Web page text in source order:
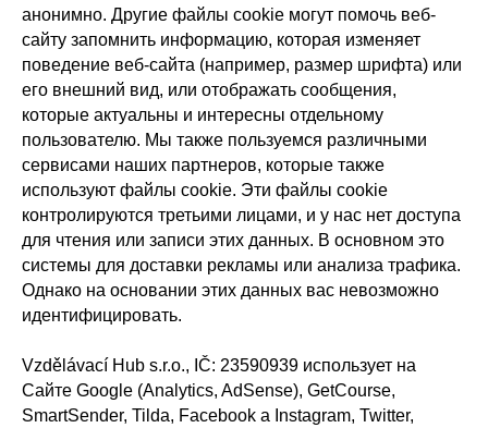
анонимно. Другие файлы cookie могут помочь веб-
сайту запомнить информацию, которая изменяет
поведение веб-сайта (например, размер шрифта) или
его внешний вид, или отображать сообщения,
которые актуальны и интересны отдельному
пользователю. Мы также пользуемся различными
сервисами наших партнеров, которые также
используют файлы cookie. Эти файлы cookie
контролируются третьими лицами, и у нас нет доступа
для чтения или записи этих данных. В основном это
системы для доставки рекламы или анализа трафика.
Однако на основании этих данных вас невозможно
идентифицировать.
Vzdělávací Hub s.r.o., IČ: 23590939 использует на
Сайте Google (Analytics, AdSense), GetCourse,
SmartSender, Tilda, Facebook a Instagram, Twitter,